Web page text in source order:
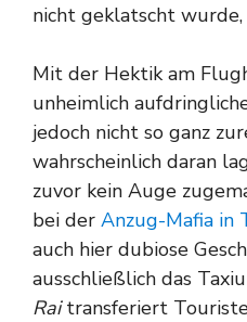
nicht geklatscht wurde,
Mit der Hektik am
unheimlich
jedoch nicht so ganz
wahrscheinlich daran
zuvor kein Auge
bei der Anzug-Mafia in
auch hier dubiose
ausschließlich das
Raitransferiert